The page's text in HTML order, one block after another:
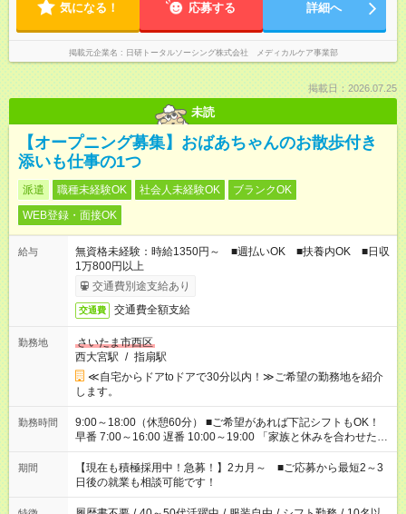
気になる！ 応募する 詳細へ
掲載元企業名 日研トータルソーシング株式会社 メディカルケア事業部
掲載日：2026.07.25
未読
【オープニング募集】おばあちゃんのお散歩付き
添いも仕事の1つ
派遣 職種未経験OK 社会人未経験OK
ブランクOK
WEB登録・面接OK
給与
無資格未経験：時給1350円～ ■週払いOK ■扶養内OK ■日収
1万800円以上
交通費別途支給あり
交通費 交通費全額支給
勤務地
さいたま市西区
西大宮駅 / 指扇駅
≪自宅からドアtoドアで30分以内！≫ご希望の勤務地を紹介
します。
勤務時間
9:00～18:00（休憩60分） ■ご希望があれば下記シフトもOK！
早番 7:00～16:00 遅番 10:00～19:00 「家族と休みを合わせた
い」 「余裕を持って夕飯の準備がしたい」 「できれば残業はし
たくない」 など、ご希望を教えてくださいね。 ※Wワーク希望
の方へ 今ご覧のお仕事で希望する勤務時間と、もう1つのお仕事
の勤務時間。 合計で週40時間を超える場合は応募できません。
期間
【現在も積極採用中！急募！】2カ月～ ■ご応募から最短2～3
日後の就業も相談可能です！